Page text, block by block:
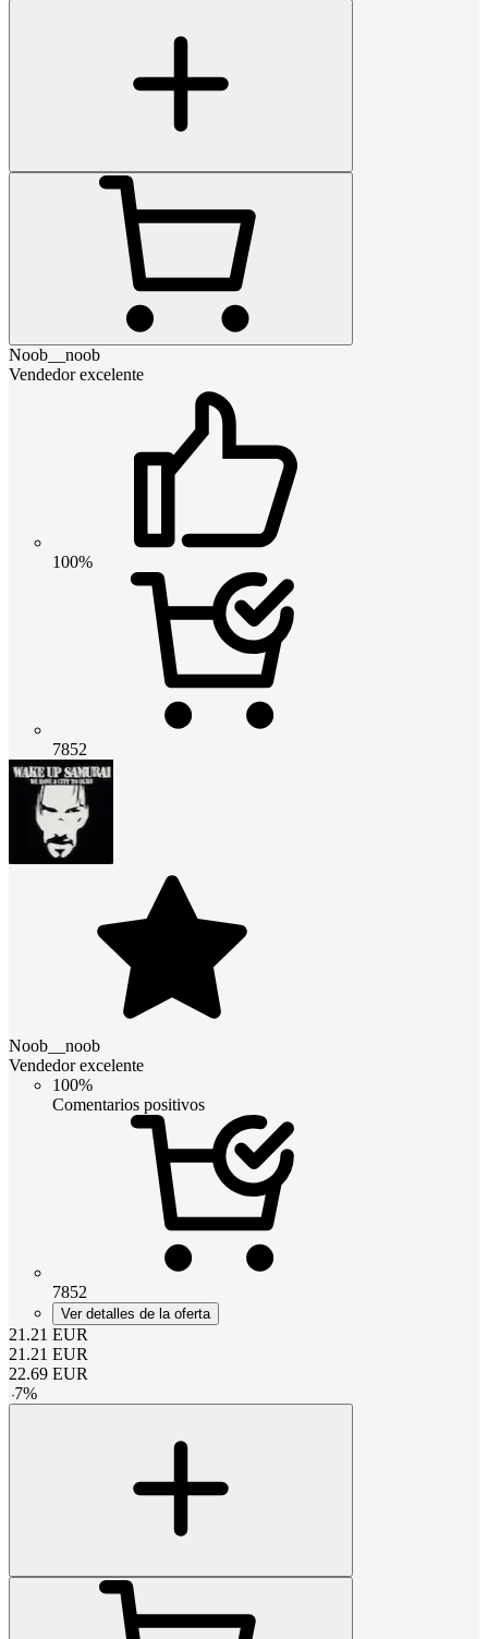
Noob__noob
Vendedor excelente
100%
7852
Noob__noob
Vendedor excelente
100%
Comentarios positivos
7852
Ver detalles de la oferta
21.21 EUR
21.21 EUR
22.69 EUR
-7%